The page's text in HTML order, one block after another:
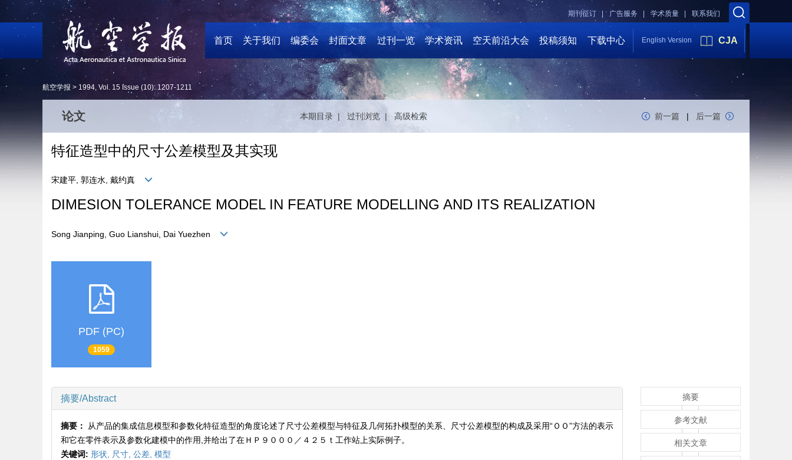
联系我们
学术质量 |
广告服务 |
期刊征订 |
首页 关于我们 编委会 封面文章 过刊一览 学术资讯 空天前沿大会 投稿须知 下载中心 English Version CJA
航空学报 > 1994, Vol. 15 Issue (10): 1207-1211
论文 本期目录 | 过刊浏览 | 高级检索 前一篇 | 后一篇
特征造型中的尺寸公差模型及其实现
宋建平, 郭连水, 戴约真
DIMESION TOLERANCE MODEL IN FEATURE MODELLING AND ITS REALIZATION
Song Jianping, Guo Lianshui, Dai Yuezhen
PDF (PC)
1059
摘要/Abstract
摘要： 从产品的集成信息模型和参数化特征造型的角度论述了尺寸公差模型与特征及几何拓扑模型的关系、尺寸公差模型的构成及采用“ＯＯ”方法的表示
和它在零件表示及参数化建模中的作用,并给出了在ＨＰ９０００／４２５ｔ工作站上实际例子。
关键词: 形状, 尺寸, 公差, 模型
摘要
参考文献
相关文章